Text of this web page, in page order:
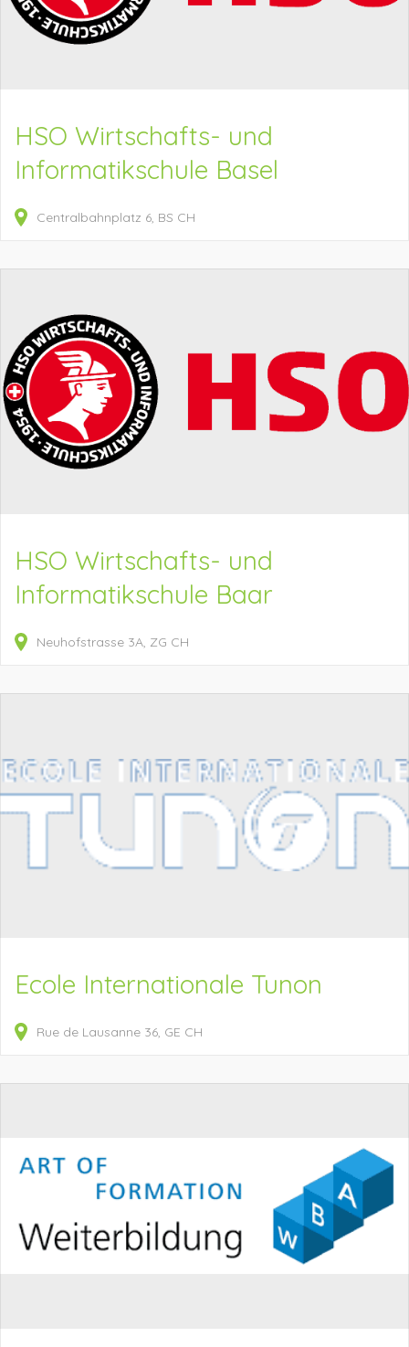
HSO Wirtschafts- und
Informatikschule Basel
Centralbahnplatz 6 BS CH
HSO Wirtschafts- und
Informatikschule Baar
Neuhofstrasse 3A ZG CH
Ecole Internationale Tunon
Rue de Lausanne 36 GE CH